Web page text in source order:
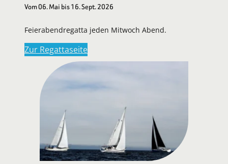
Vom 06. Mai bis 16. Sept. 2026
Feierabendregatta jeden Mitwoch Abend.
Zur Regattaseite